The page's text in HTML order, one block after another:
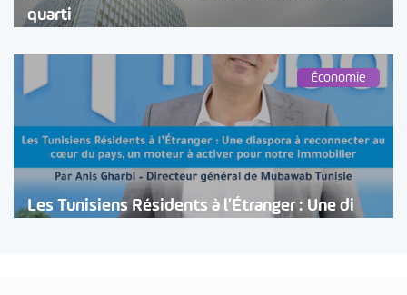
quarti
Économie
Les Tunisiens Résidents à l’Étranger : Une di